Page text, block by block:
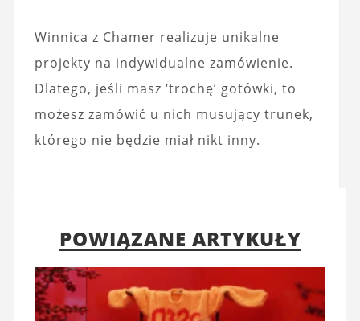
Winnica z Chamer realizuje unikalne
projekty na indywidualne zamówienie.
Dlatego, jeśli masz ‘trochę’ gotówki, to
możesz zamówić u nich musujący trunek,
którego nie będzie miał nikt inny.
POWIĄZANE ARTYKUŁY